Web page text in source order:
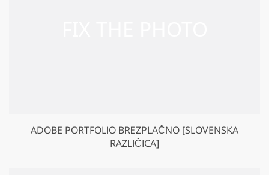
ADOBE PORTFOLIO BREZPLAČNO [SLOVENSKA
RAZLIČICA]